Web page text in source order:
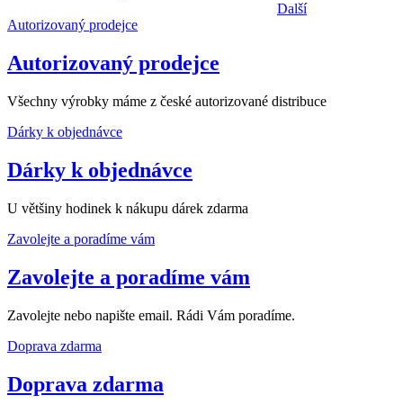
Další
Autorizovaný prodejce
Autorizovaný prodejce
Všechny výrobky máme z české autorizované distribuce
Dárky k objednávce
Dárky k objednávce
U většiny hodinek k nákupu dárek zdarma
Zavolejte a poradíme vám
Zavolejte a poradíme vám
Zavolejte nebo napište email. Rádi Vám poradíme.
Doprava zdarma
Doprava zdarma